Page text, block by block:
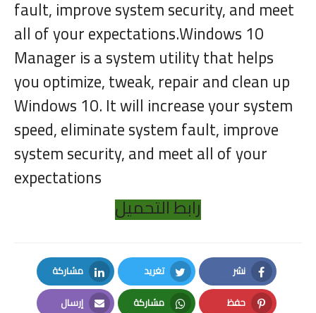
fault, improve system security, and meet
all of your expectations.Windows 10
Manager is a system utility that helps
you optimize, tweak, repair and clean up
Windows 10. It will increase your system
speed, eliminate system fault, improve
system security, and meet all of your
expectations
رابط التحميل
نشر
Facebook
تغريد
Twitter
مشاركة
LinkedIn
حفظ مشاركة إرسال